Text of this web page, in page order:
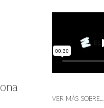
VER MÁS SOBRE…